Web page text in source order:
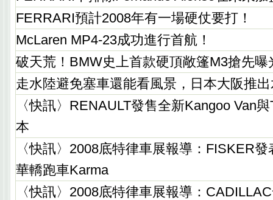
FERRARI預計2008年有一場硬仗要打！
McLaren MP4-23成功進行首航！
破天荒！BMW史上首款硬頂敞篷M3搶先曝
走水陸避免塞車還能看風景，日本大阪推
〈快訊〉RENAULT發售全新Kangoo Van
本
〈快訊〉2008底特律車展報導：FISKER
華轎跑車Karma
〈快訊〉2008底特律車展報導：